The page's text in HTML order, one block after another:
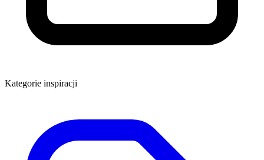
Kategorie inspiracji